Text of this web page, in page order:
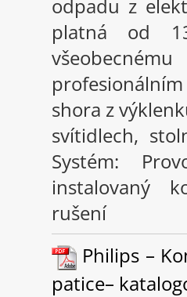
odpadu z
platná od
shora z
svítidlech,
Systém:
instalovaný
rušení
Philips –
patice–